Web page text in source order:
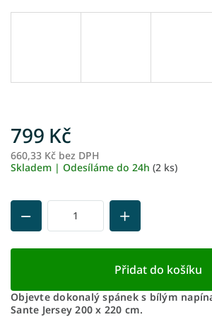
799 Kč
660,33 Kč bez DPH
Skladem | Odesíláme do 24h (2 ks)
Přidat do košíku
Objevte dokonalý spánek s bílým
Sante Jersey 200 x 220 cm.